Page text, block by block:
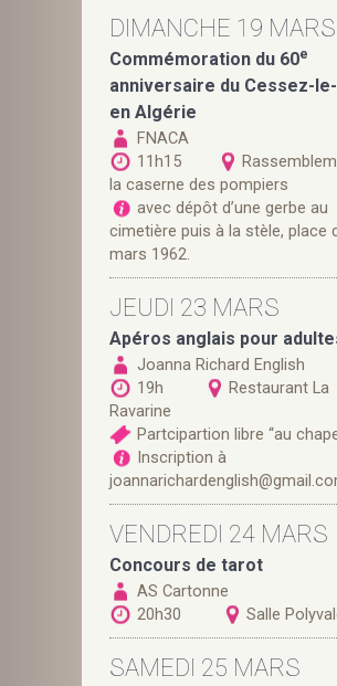
DIMANCHE 19 MARS
Commémoration du 60e
anniversaire du Cessez-
en Algérie
FNACA
11h15
la caserne des pompiers
avec dépôt d’une gerbe au
cimetière puis à la stèle, place
mars 1962.
JEUDI 23 MARS
Apéros anglais pour
Joanna Richard English
19h
Restaurant La
Ravarine
Partcipartion libre “au
Inscription à
VENDREDI 24 MARS
Concours de tarot
AS Cartonne
20h30
Salle
SAMEDI 25 MARS